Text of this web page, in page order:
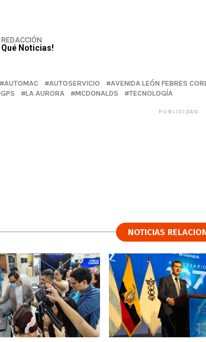
REDACCIÓN
Qué Noticias!
AUTOMAC AUTOSERVICIO AVENIDA LEÓN FEBRES
GPS LA AURORA MCDONALDS TECNOLOGÍA
PUBLICIDAD
NOTICIAS